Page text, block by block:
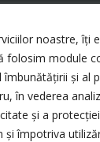
noastre, îți
folosim module
îmbunătățirii și al
în vederea
și a
și împotriva